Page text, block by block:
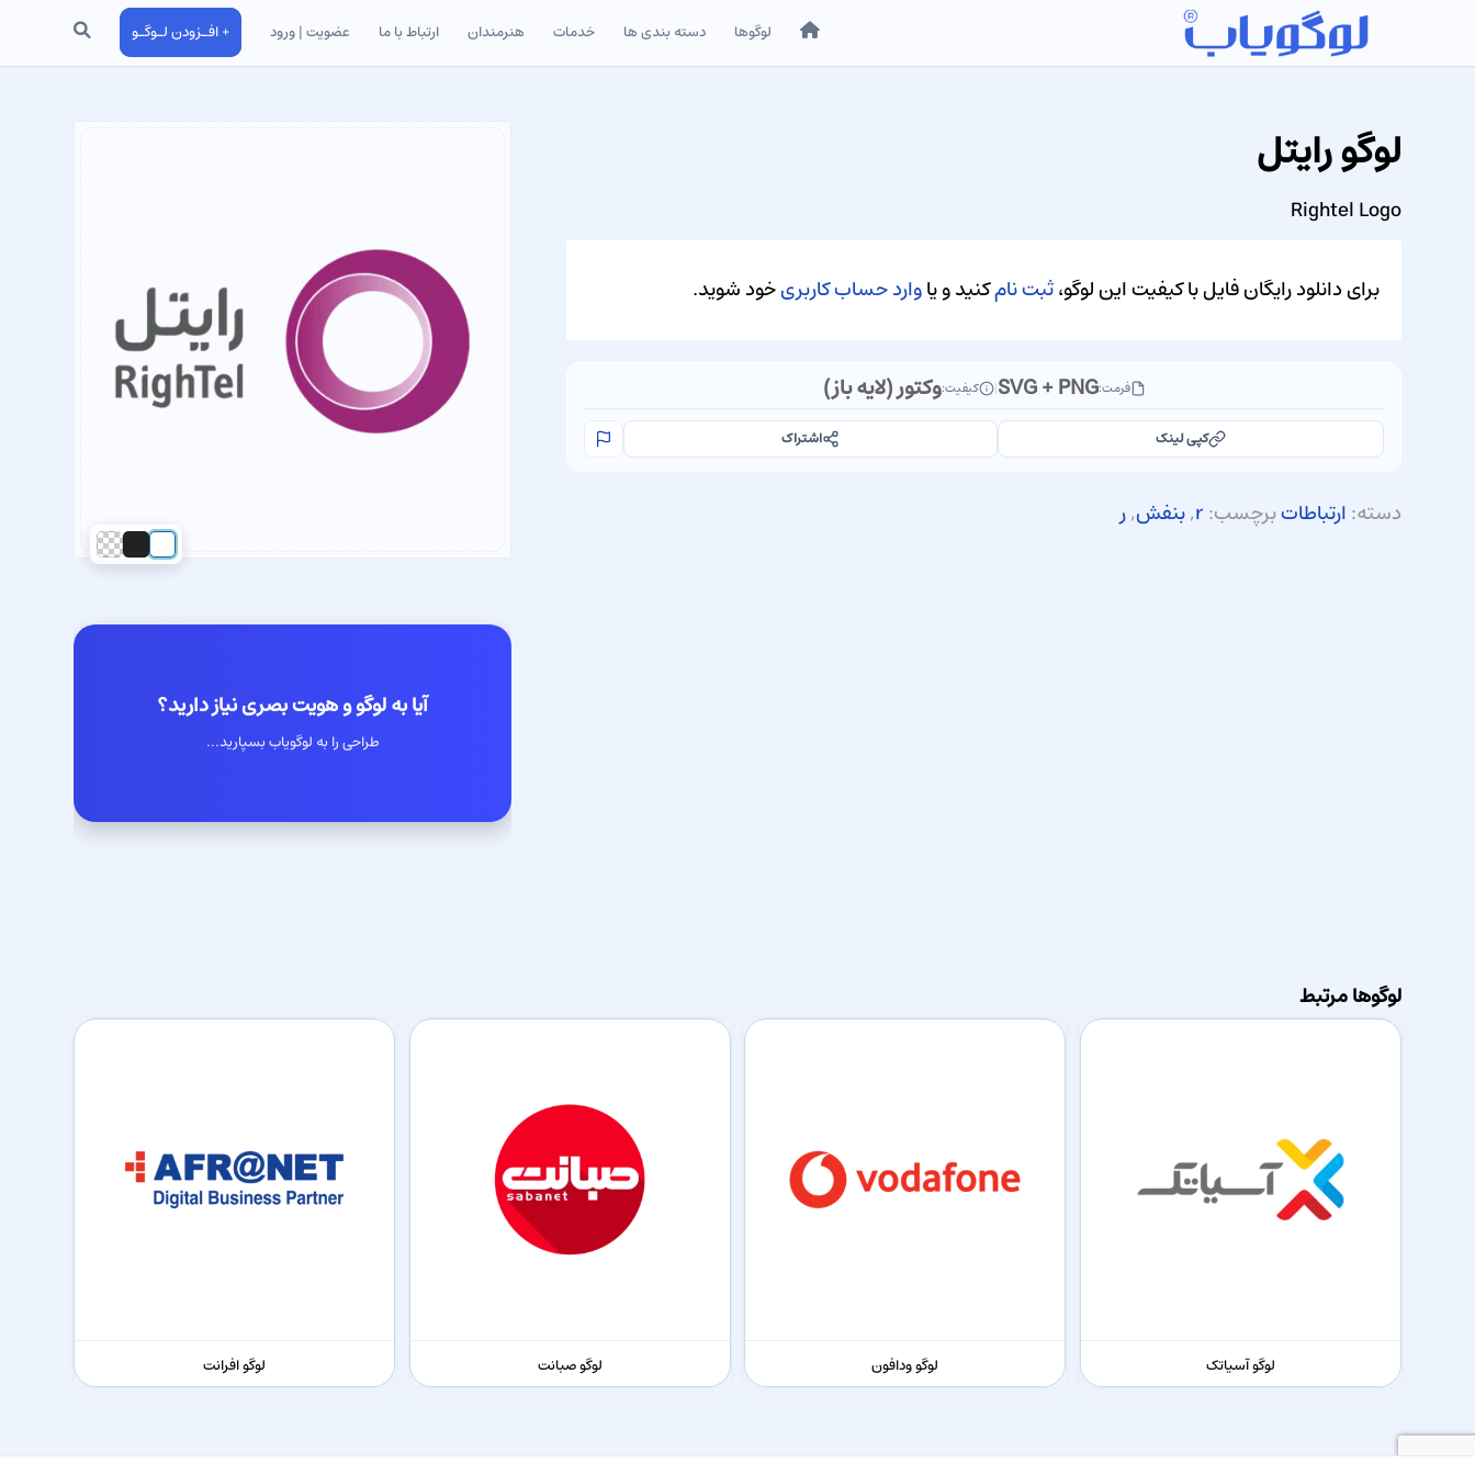
خانه لوگوها دسته بندی ها خدمات هنرمندان ارتباط با ما عضویت | ورود + افـزودن لـوگـو جستجو
آیا به لوگو و هویت بصری نیاز دارید؟
طراحی را به لوگویاب بسپارید...
لوگو رایتل
Rightel Logo
برای دانلود رایگان فایل با کیفیت این لوگو،ثبت نامکنید و یاوارد حساب کاربریخود شوید.
فرمت:SVG + PNG
| کیفیت:وکتور (لایه باز)
کپی لینک اشتراک
دسته:ارتباطاتبرچسب:r
,بنفش,ر
لوگوها مرتبط
لوگو آسیاتک لوگو ودافون لوگو صبانت لوگو افرانت